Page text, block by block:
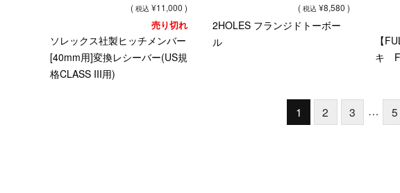
( 税込 ¥11,000 )
売り切れ
ソレックス社製ヒッチメンバー
[40mm用]変換レシーバー(US規
格CLASS III用)
( 税込 ¥8,580 )
2HOLES フランジドトーボー
ル
【
キ
1 2 3 … 5